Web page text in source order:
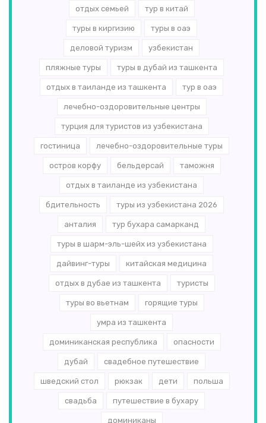
отдых семьей тур в китай
туры в киргизию туры в оаэ
деловой туризм узбекистан
пляжные туры туры в дубай из ташкента
отдых в таиланде из ташкента тур в оаэ
лечебно-оздоровительные центры
турция для туристов из узбекистана
гостиница лечебно-оздоровительные туры
остров корфу бельдерсай таможня
отдых в таиланде из узбекистана
бдительность туры из узбекистана 2026
анталия тур бухара самарканд
туры в шарм-эль-шейх из узбекистана
дайвинг-туры китайская медицина
отдых в дубае из ташкента туристы
туры во вьетнам горящие туры
умра из ташкента
доминиканская республика опасности
дубай свадебное путешествие
шведский стол рюкзак дети польша
свадьба путешествие в бухару
доминиканы